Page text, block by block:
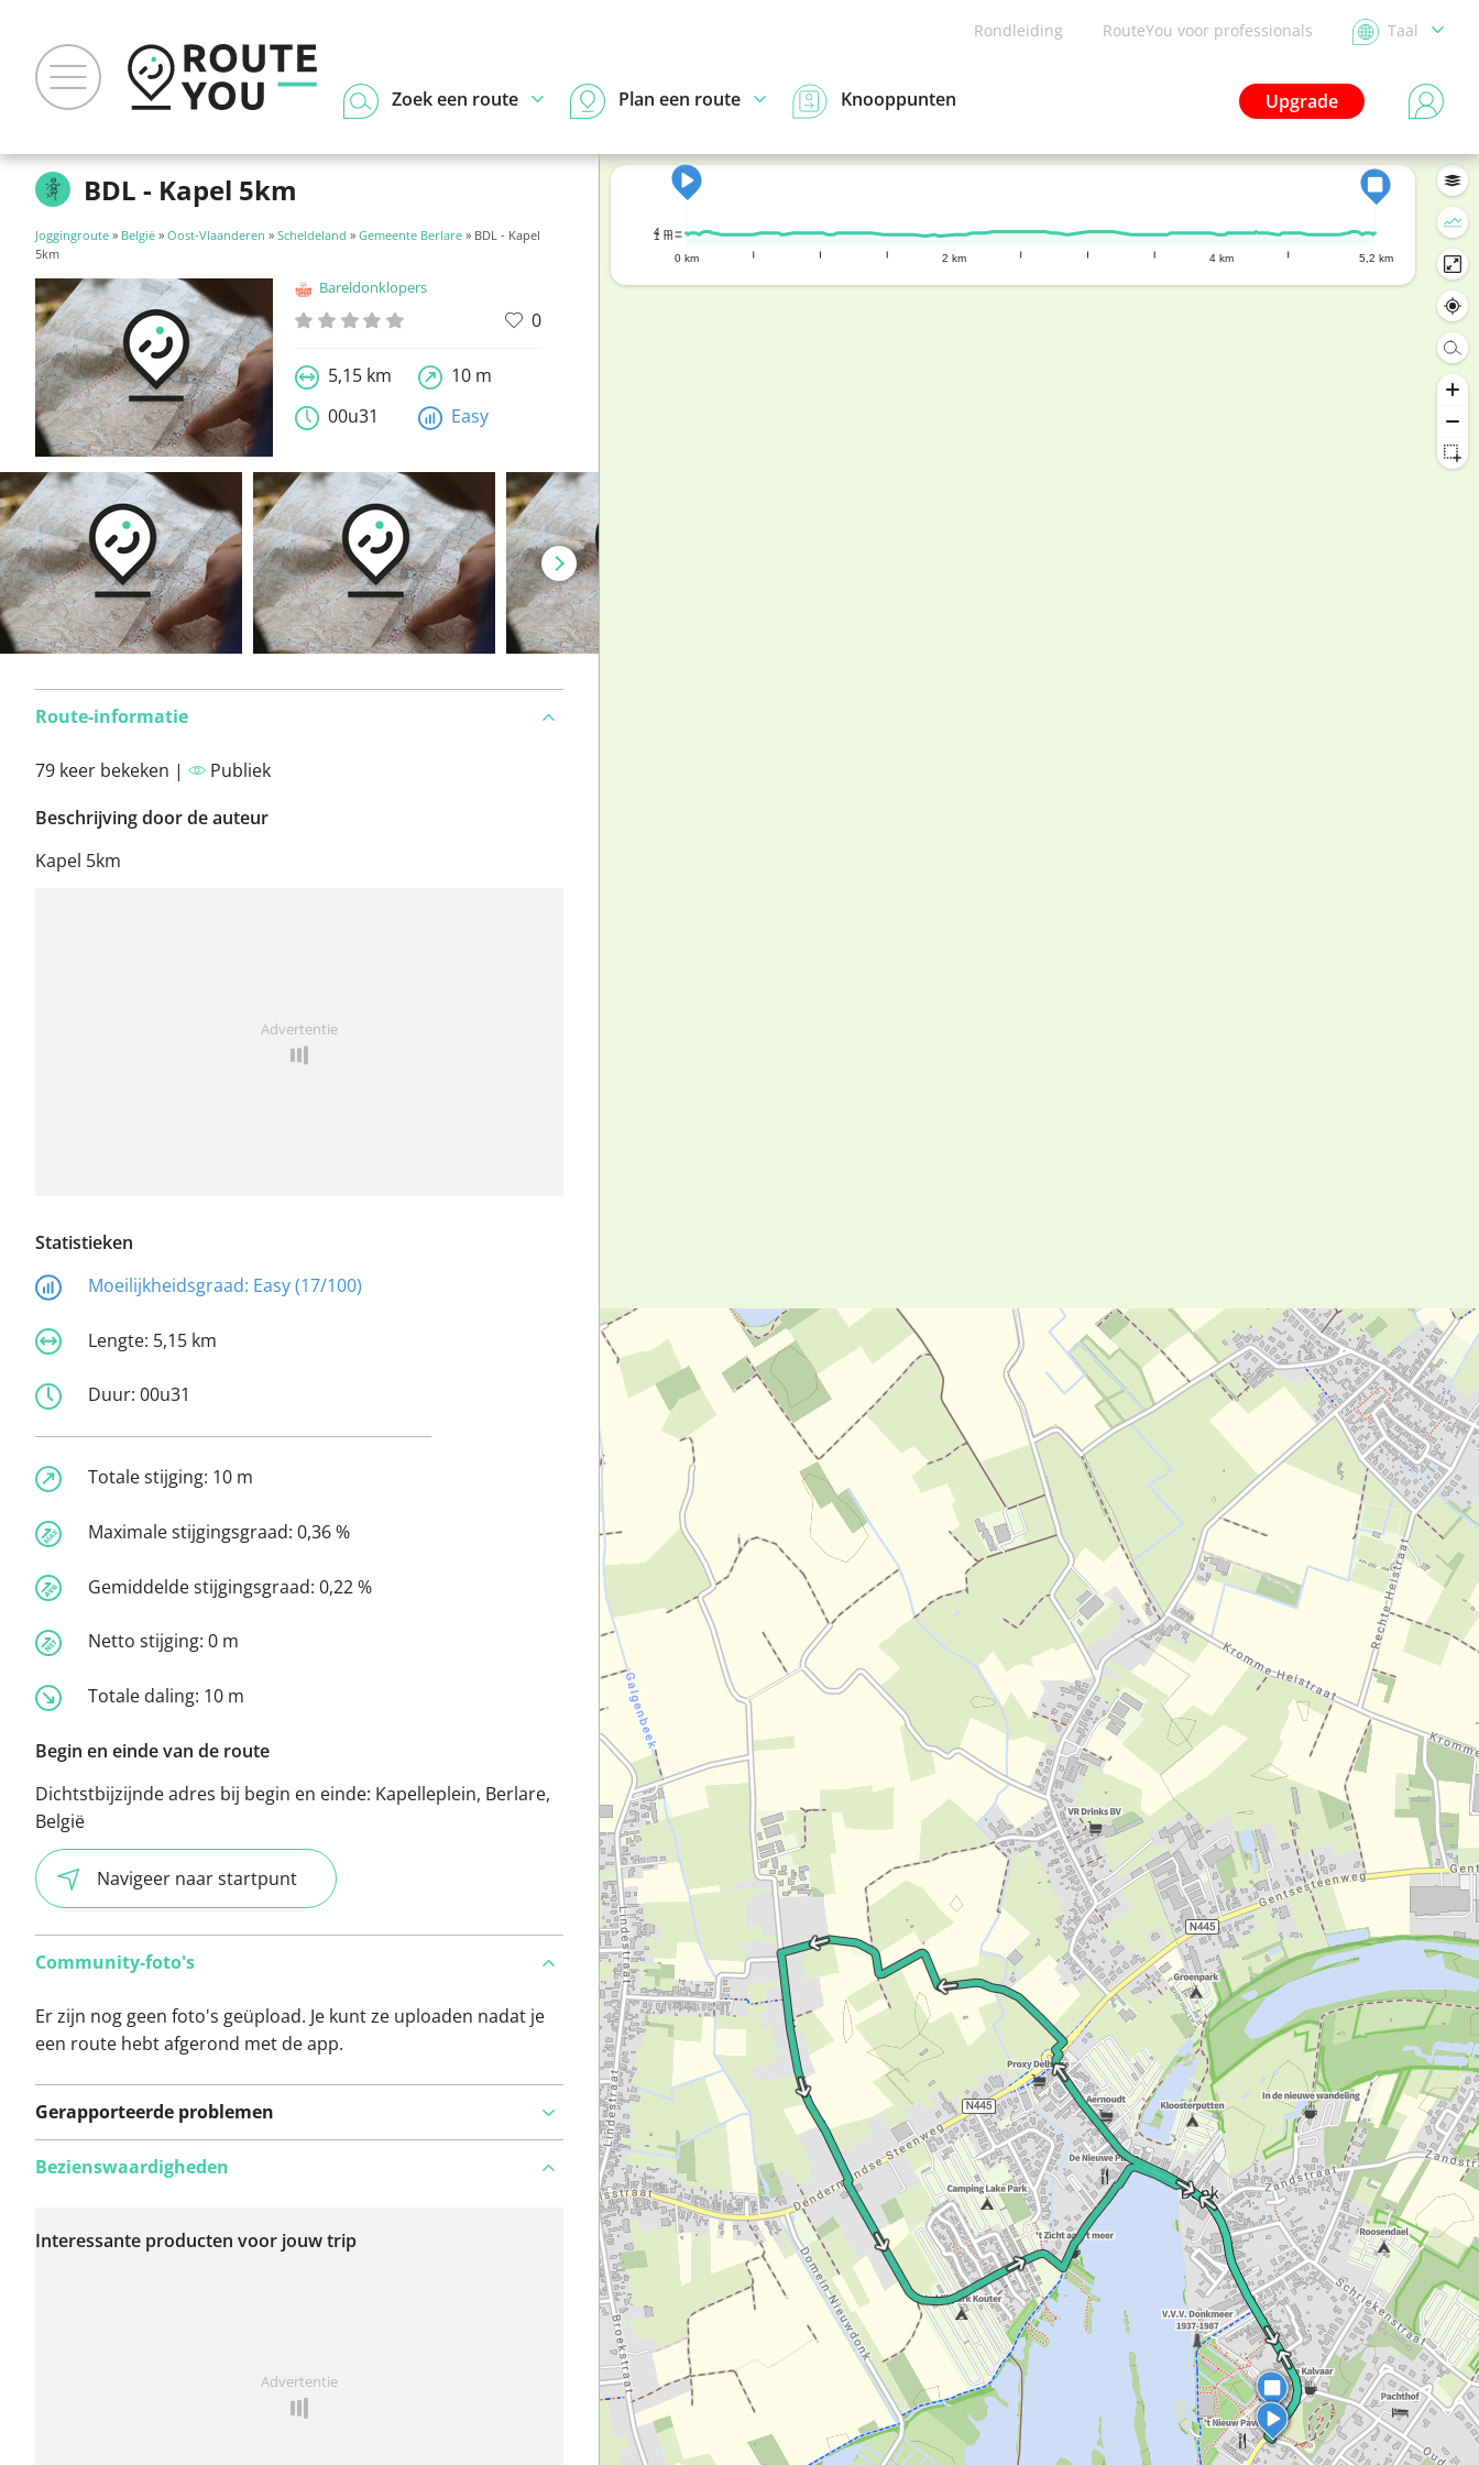
Rondleiding RouteYou voor professionals Taal
Upgrade
Zoek een route Plan een route Knooppunten
BDL - Kapel 5km
Joggingroute » België » Oost-Vlaanderen » Scheldeland » Gemeente Berlare » BDL - Kapel
5km
Bareldonklopers
0
5,15 km
10 m
00u31
Easy
Route-informatie
79 keer bekeken |
Publiek
Beschrijving door de auteur
Kapel 5km
Advertentie
Statistieken
Moeilijkheidsgraad: Easy (17/100)
Lengte: 5,15 km
Duur: 00u31
Totale stijging: 10 m
Maximale stijgingsgraad: 0,36 %
Gemiddelde stijgingsgraad: 0,22 %
Netto stijging: 0 m
Totale daling: 10 m
Begin en einde van de route
Dichtstbijzijnde adres bij begin en einde: Kapelleplein, Berlare,
België
Navigeer naar startpunt
Community-foto's
Er zijn nog geen foto's geüpload. Je kunt ze uploaden nadat je
een route hebt afgerond met de app.
Gerapporteerde problemen
problemen op deze
Bezienswaardigheden
Interessante producten voor jouw trip
Advertentie
0 km 2 km 4 km 5,2 km
1 m
4 m